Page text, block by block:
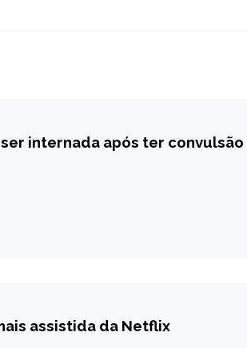
internada após ter convulsão
assistida da Netflix